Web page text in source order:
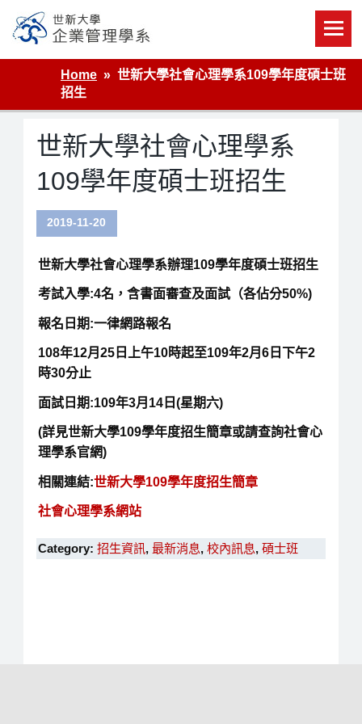
content
世新大學企業管理學系
Home
世新大學社會心理學系109學年度碩士班
招生
世新大學社會心理學系
109學年度碩士班招生
2019-11-20
世新大學社會心理學系辦理109學年度碩士班招生
考試入學:4名，含書面審查及面試（各佔分50%)
報名日期:一律網路報名
108年12月25日上午10時起至109年2月6日下午2
時30分止
面試日期:109年3月14日(星期六)
(詳見世新大學109學年度招生簡章或請查詢社會心
理學系官網)
相關連結:世新大學109學年度招生簡章
社會心理學系網站
Category: 招生資訊, 最新消息, 校內訊息, 碩士班